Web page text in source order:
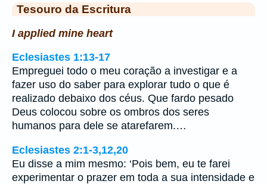
Tesouro da Escritura
I applied mine heart
Eclesiastes 1:13-17
Empreguei todo o meu coração a investigar e a
fazer uso do saber para explorar tudo o que é
realizado debaixo dos céus. Que fardo pesado
Deus colocou sobre os ombros dos seres
humanos para dele se atarefarem.…
Eclesiastes 2:1-3,12,20
Eu disse a mim mesmo: ‘Pois bem, eu te farei
experimentar o prazer em toda a sua intensidade e